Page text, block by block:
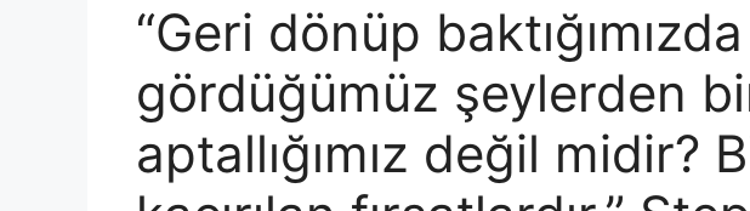
“Geri dönüp
gördüğümüz şeylerden
aptallığımız değil midir?